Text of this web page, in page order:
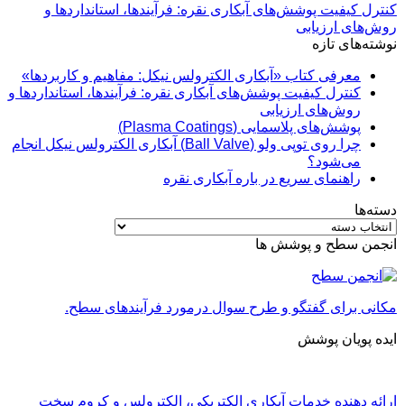
کنترل کیفیت پوشش‌های آبکاری نقره: فرآیندها، استانداردها و
روش‌های ارزیابی
نوشته‌های تازه
معرفی کتاب «آبکاری الکترولس نیکل: مفاهیم و کاربردها»
کنترل کیفیت پوشش‌های آبکاری نقره: فرآیندها، استانداردها و
روش‌های ارزیابی
پوشش‌های پلاسمایی (Plasma Coatings)
چرا روی توپی‌ ولو (Ball Valve) آبکاری الکترولس نیکل انجام
می‌شود؟
راهنمای سریع در باره آبکاری نقره
دسته‌ها
دسته‌ها
انجمن سطح و پوشش ها
مکانی برای گفتگو و طرح سوال درمورد فرآیندهای سطح.
ایده پویان پوشش
ارائه دهنده خدمات آبکاری الکتریکی، الکترولس و کروم سخت